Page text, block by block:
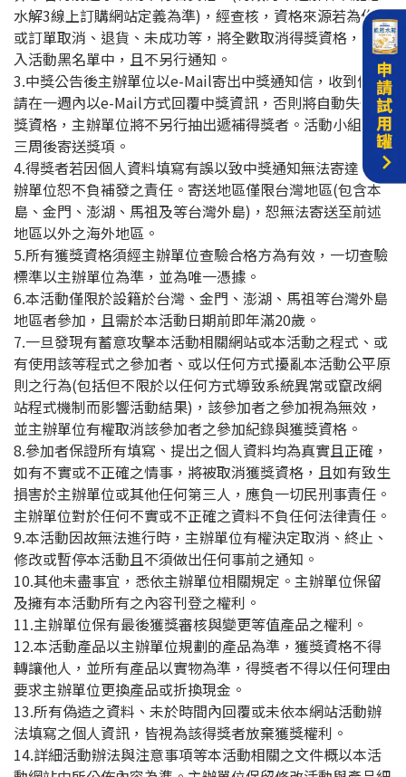
水解3線上訂購網站定義為準)，經查核，資格來源若為作假
或訂單取消、退貨、未成功等，將全數取消得獎資格，並列
入活動黑名單中，且不另行通知。
3.中獎公告後主辦單位以e-Mail寄出中獎通知信，收到信後
請在一週內以e-Mail方式回覆中獎資訊，否則將自動失去得
獎資格，主辦單位將不另行抽出遞補得獎者。活動小組將於
三周後寄送獎項。
4.得獎者若因個人資料填寫有誤以致中獎通知無法寄達，主
辦單位恕不負補發之責任。寄送地區僅限台灣地區(包含本
島、金門、澎湖、馬祖及等台灣外島)，恕無法寄送至前述
地區以外之海外地區。
5.所有獲獎資格須經主辦單位查驗合格方為有效，一切查驗
標準以主辦單位為準，並為唯一憑據。
6.本活動僅限於設籍於台灣、金門、澎湖、馬祖等台灣外島
地區者參加，且需於本活動日期前即年滿20歲。
7.一旦發現有蓄意攻擊本活動相關網站或本活動之程式、或
有使用該等程式之參加者、或以任何方式擾亂本活動公平原
則之行為(包括但不限於以任何方式導致系統異常或竄改網
站程式機制而影響活動結果)，該參加者之參加視為無效，
並主辦單位有權取消該參加者之參加紀錄與獲獎資格。
8.參加者保證所有填寫、提出之個人資料均為真實且正確，
如有不實或不正確之情事，將被取消獲獎資格，且如有致生
損害於主辦單位或其他任何第三人，應負一切民刑事責任。
主辦單位對於任何不實或不正確之資料不負任何法律責任。
9.本活動因故無法進行時，主辦單位有權決定取消、終止、
修改或暫停本活動且不須做出任何事前之通知。
10.其他未盡事宜，悉依主辦單位相關規定。主辦單位保留
及擁有本活動所有之內容刊登之權利。
11.主辦單位保有最後獲獎審核與變更等值產品之權利。
12.本活動產品以主辦單位規劃的產品為準，獲獎資格不得
轉讓他人，並所有產品以實物為準，得獎者不得以任何理由
要求主辦單位更換產品或折換現金。
13.所有偽造之資料、未於時間內回覆或未依本網站活動辦
法填寫之個人資訊，皆視為該得獎者放棄獲獎權利。
14.詳細活動辦法與注意事項等本活動相關之文件概以本活